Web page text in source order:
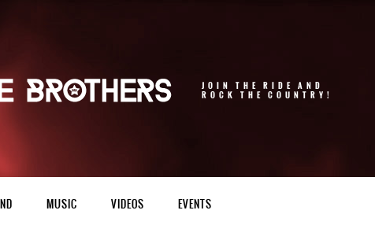
JOIN THE RIDE AND
ROCK THE COUNTRY!
MUSIC VIDEOS EVENTS